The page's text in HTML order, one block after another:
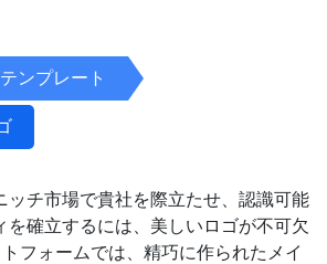
ンプレート
ッチ市場で貴社を際立たせ、認識可能
を確立するには、美しいロゴが不可欠
フォームでは、精巧に作られたメイ